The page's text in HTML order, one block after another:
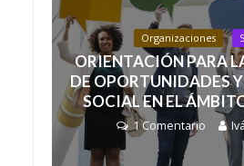
Organizaciones
ORIENTACIÓN PARA
DE OPORTUNIDADES
SOCIAL EN EL
1 Comentario